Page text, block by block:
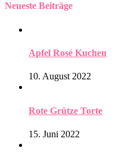
Neueste Beiträge
Apfel Rosé Kuchen
10. August 2022
Rote Grütze Torte
15. Juni 2022